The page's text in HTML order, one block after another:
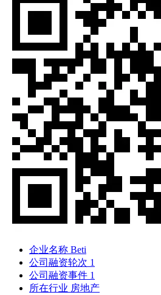
企业名称 Beti
公司融资轮次 1
公司融资事件 1
所在行业 房地产